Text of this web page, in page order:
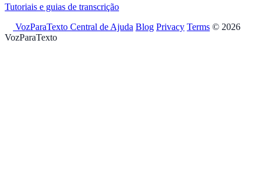
Tutoriais e guias de transcrição
VozParaTexto Central de Ajuda Blog Privacy Terms © 2026
VozParaTexto